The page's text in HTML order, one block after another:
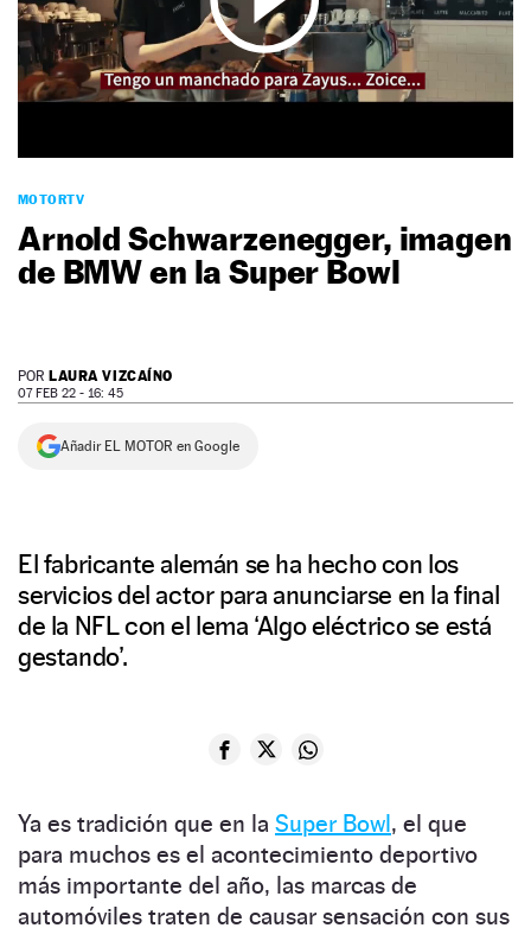
NEWSLETTER
SÍGUENOS
MOTORTV
Arnold Schwarzenegger, imagen
de BMW en la Super Bowl
POR LAURA VIZCAÍNO
07 FEB 22 - 16: 45
Añadir EL MOTOR en Google
El fabricante alemán se ha hecho con los
servicios del actor para anunciarse en la final
de la NFL con el lema ‘Algo eléctrico se está
gestando’.
Ya es tradición que en la Super Bowl, el que
para muchos es el acontecimiento deportivo
más importante del año, las marcas de
automóviles traten de causar sensación con sus